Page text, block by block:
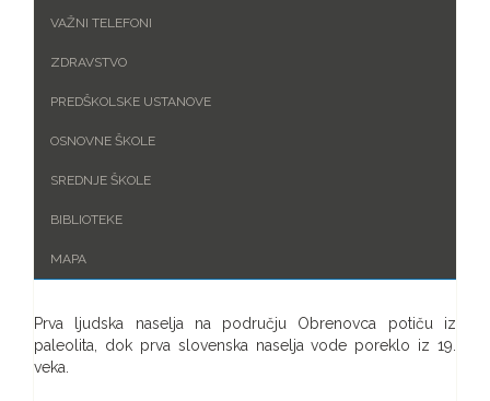
VAŽNI TELEFONI
ZDRAVSTVO
PREDŠKOLSKE USTANOVE
OSNOVNE ŠKOLE
SREDNJE ŠKOLE
BIBLIOTEKE
MAPA
Prva ljudska naselja na području Obrenovca potiču iz
paleolita, dok prva slovenska naselja vode poreklo iz 19.
veka.